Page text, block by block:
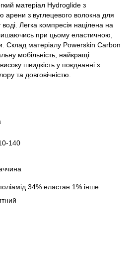
матеріал Hydroglide з
арени з вуглецевого волокна для
Легка компресія націлена на
при цьому еластичною,
Склад матеріалу Powerskin Carbon
мобільність, найкращі
швидкість у поєднанні з
та довговічністю.
140
34% еластан 1% інше